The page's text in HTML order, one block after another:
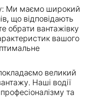
Ми маємо широкий
що відповідають
обрати вантажівку
вашого
великий
Наші водії
та